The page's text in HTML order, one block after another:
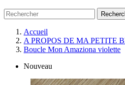
Accueil
A PROPOS DE MA PETITE
Boucle Mon Amaziona violette
Nouveau